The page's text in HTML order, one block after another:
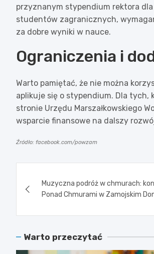
przyznanym stypendium rektora
studentów zagranicznych,
za dobre wyniki w nauce.
Ograniczenia i
Warto pamiętać, że nie można
aplikuje się o stypendium. Dla tych,
stronie Urzędu Marszałkowskiego
wsparcie finansowe na dalszy
Źródło: facebook.com/powzam
wpisuMuzyczna podróż w chmurach:
Ponad Chmurami w Zamojskim
Warto przeczytać